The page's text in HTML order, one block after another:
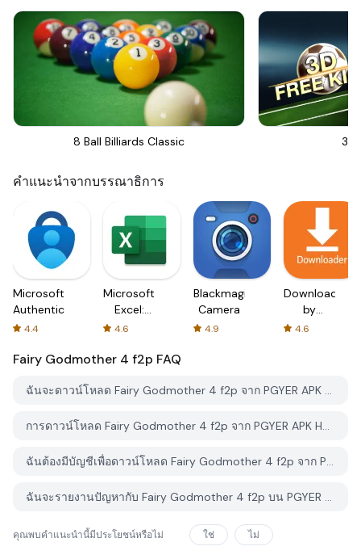
8 Ball Billiards Classic 3D
คำแนะนำจากบรรณาธิการ
Microsoft
Authenticator
4.4
Microsoft
Excel:
Spreadsheets
4.6
Blackmagic
Camera
4.9
Downloader
by
AFTVnews
4.6
Fairy Godmother 4 f2p FAQ
ฉันจะดาวน์โหลด Fairy Godmother 4 f2p จาก PGYER APK HUB อย่างไร?
การดาวน์โหลด Fairy Godmother 4 f2p จาก PGYER APK HUB ฟรีหรือไม่?
ฉันต้องมีบัญชีเพื่อดาวน์โหลด Fairy Godmother 4 f2p จาก PGYER APK HUB หรือไม่?
ฉันจะรายงานปัญหากับ Fairy Godmother 4 f2p บน PGYER APK HUB ได้อย่างไร?
คุณพบคำแนะนำนี้มีประโยชน์หรือไม่ ใช่ ไม่